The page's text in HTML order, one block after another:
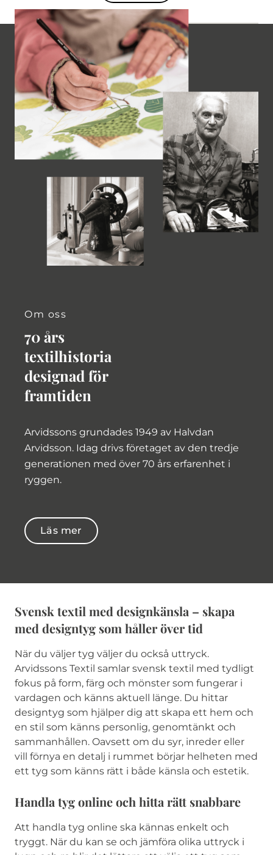
Om oss
70 års
textilhistoria
designad för
framtiden
Arvidssons grundades 1949 av Halvdan
Arvidsson. Idag drivs företaget av den tredje
generationen med över 70 års erfarenhet i
ryggen.
Läs mer
Svensk textil med designkänsla – skapa
med designtyg som håller över tid
När du väljer tyg väljer du också uttryck.
Arvidssons Textil samlar svensk textil med tydligt
fokus på form, färg och mönster som fungerar i
vardagen och känns aktuell länge. Du hittar
designtyg som hjälper dig att skapa ett hem och
en stil som känns personlig, genomtänkt och
sammanhållen. Oavsett om du syr, inreder eller
vill förnya en detalj i rummet börjar helheten med
ett tyg som känns rätt i både känsla och estetik.
Handla tyg online och hitta rätt snabbare
Att handla tyg online ska kännas enkelt och
tryggt. När du kan se och jämföra olika uttryck i